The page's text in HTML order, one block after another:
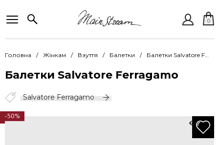
0
Головна Жінкам Взуття Балетки Балетки Salvatore Ferragamo SF ShoesJelly 035049 002-686715
Балетки Salvatore Ferragamo
Salvatore Ferragamo
-50%
830